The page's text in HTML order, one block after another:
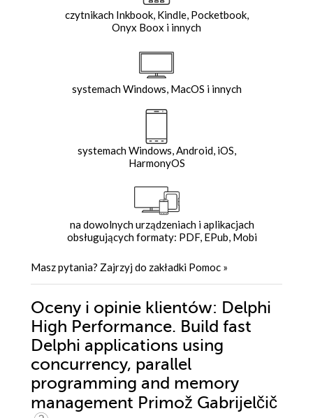
czytnikach Inkbook, Kindle, Pocketbook,
Onyx Boox i innych
systemach Windows, MacOS i innych
systemach Windows, Android, iOS,
HarmonyOS
na dowolnych urządzeniach i aplikacjach
obsługujących formaty: PDF, EPub, Mobi
Masz pytania? Zajrzyj do zakładki Pomoc »
Oceny i opinie klientów: Delphi
High Performance. Build fast
Delphi applications using
concurrency, parallel
programming and memory
management Primož Gabrijelčič